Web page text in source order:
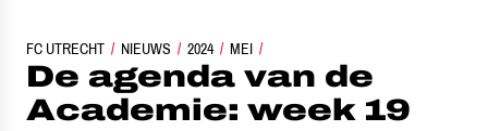
FC UTRECHT NIEUWS 2024 MEI
DE AGENDA VAN DE ACADEMIE: WEEK 19
De agenda van de
Academie: week 19